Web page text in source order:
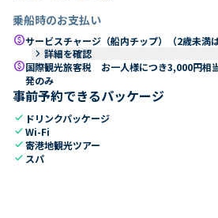
乗船時のお支払い
paidサービスチャージ（船内チップ）（2歳未満は
keyboard_arrow_right 詳細を確認
paid国際観光旅客税 お一人様につき3,000円相
発のみ
事前予約できるパッケージ
check ドリンクパッケージ
checkWi-Fi
check寄港地観光ツアー
check スパ